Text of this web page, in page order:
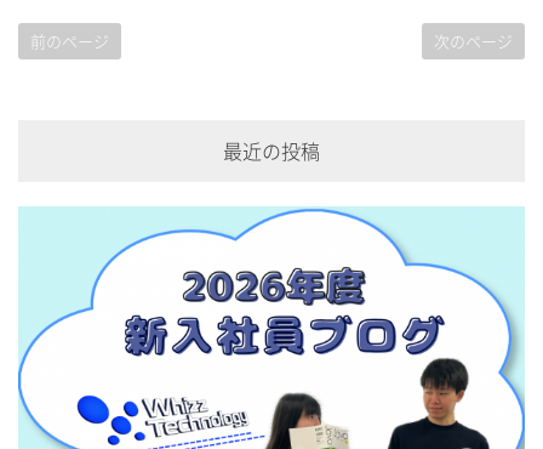
前のページ 次のページ
最近の投稿